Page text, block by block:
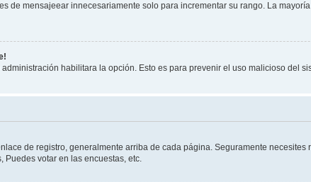
de mensajeear innecesariamente solo para incrementar su rango. La
habilitara la opción. Esto es para prevenir el uso malicioso del
de registro, generalmente arriba de cada página. Seguramente
Puedes votar en las encuestas, etc.